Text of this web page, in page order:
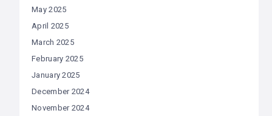
May 2025
April 2025
March 2025
February 2025
January 2025
December 2024
November 2024